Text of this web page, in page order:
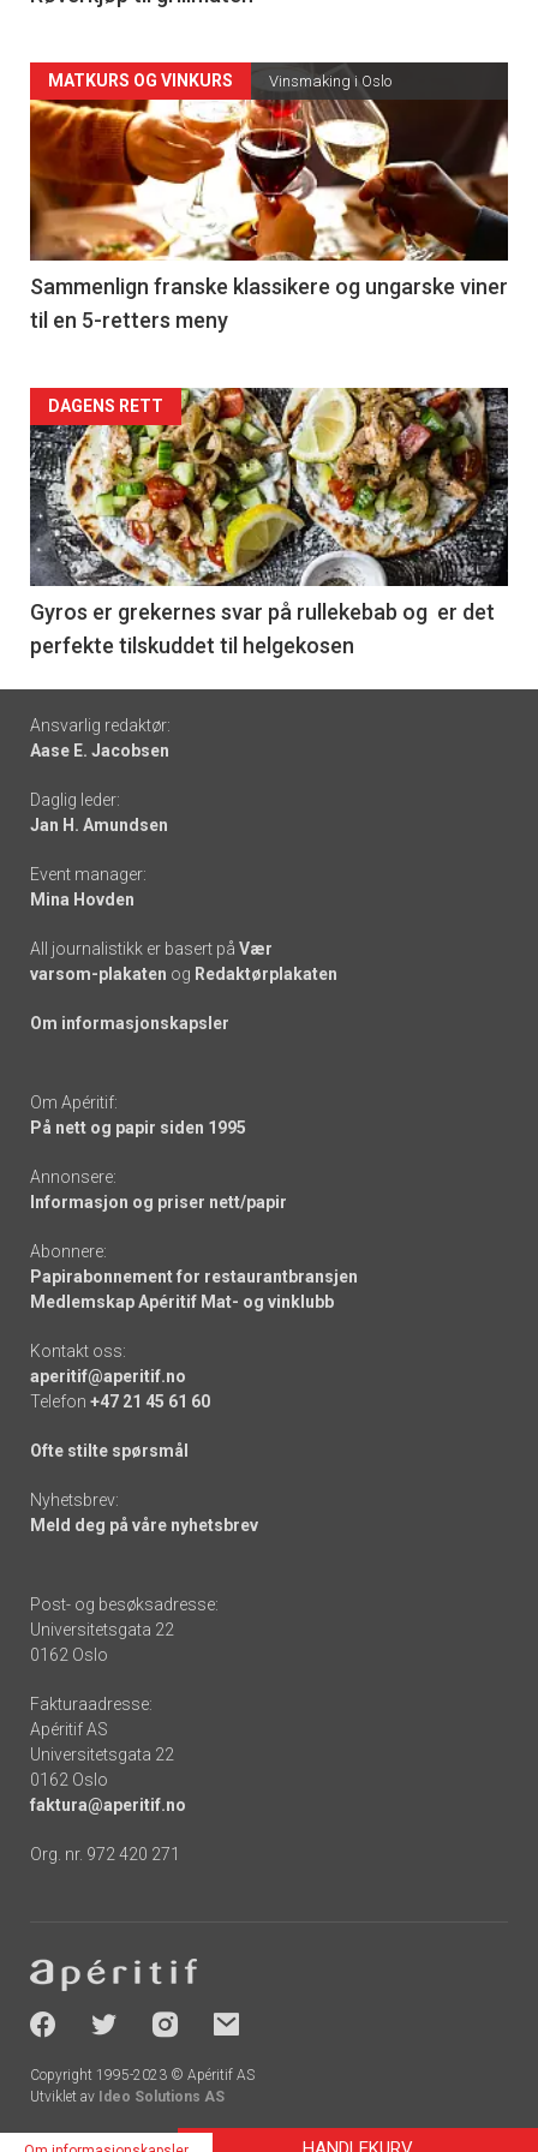
Forsiden
akkurat
nå
-
5
MATKURS OG VINKURS Vinsmaking i Oslo
Sammenlign franske klassikere og ungarske viner
til en 5-retters meny
Forsiden
akkurat
nå
-
6
DAGENS RETT
Gyros er grekernes svar på rullekebab og er det
perfekte tilskuddet til helgekosen
Footer
-
links
Ansvarlig redaktør:
Aase E. Jacobsen
Daglig leder:
Jan H. Amundsen
Event manager:
Mina Hovden
All journalistikk er basert på Vær
varsom-plakaten og Redaktørplakaten
Om informasjonskapsler
Om Apéritif:
På nett og papir siden 1995
Annonsere:
Informasjon og priser nett/papir
Abonnere:
Papirabonnement for restaurantbransjen
Medlemskap Apéritif Mat- og vinklubb
Kontakt oss:
aperitif@aperitif.no
Telefon +47 21 45 61 60
Ofte stilte spørsmål
Nyhetsbrev:
Meld deg på våre nyhetsbrev
Post- og besøksadresse:
Universitetsgata 22
0162 Oslo
Fakturaadresse:
Apéritif AS
Universitetsgata 22
0162 Oslo
faktura@aperitif.no
Org. nr. 972 420 271
-
socials
Copyright 1995-2023 © Apéritif AS
Utviklet av Ideo Solutions AS